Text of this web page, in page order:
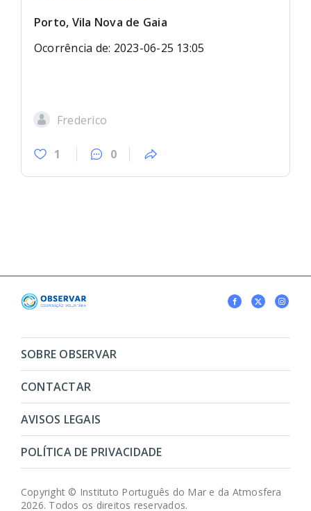
Porto, Vila Nova de Gaia
Ocorrência de: 2023-06-25 13:05
Frederico
1 0
SOBRE OBSERVAR
CONTACTAR
AVISOS LEGAIS
POLÍTICA DE PRIVACIDADE
Copyright © Instituto Português do Mar e da Atmosfera
2026. Todos os direitos reservados.